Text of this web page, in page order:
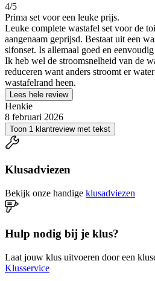
4/5
Prima set voor een leuke prijs.
Leuke complete wastafel set voor de
aangenaam geprijsd. Bestaat uit een
sifonset. Is allemaal goed en
Ik heb wel de stroomsnelheid van de
reduceren want anders stroomt er
wastafelrand heen.
Lees hele review
Henkie
8 februari 2026
Toon 1 klantreview met tekst
Klusadviezen
Bekijk onze handige klusadviezen
Hulp nodig bij je klus?
Laat jouw klus uitvoeren door een
Klusservice